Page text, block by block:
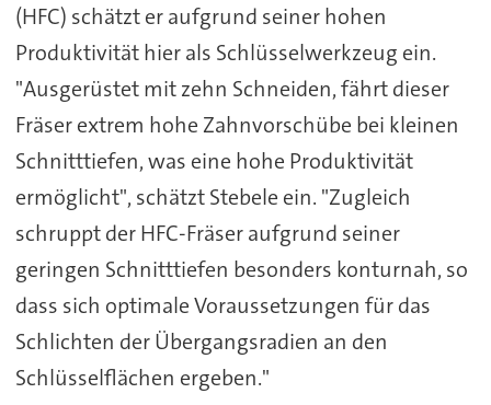
(HFC) schätzt er aufgrund seiner hohen
Produktivität hier als Schlüsselwerkzeug ein.
"Ausgerüstet mit zehn Schneiden, fährt dieser
Fräser extrem hohe Zahnvorschübe bei kleinen
Schnitttiefen, was eine hohe Produktivität
ermöglicht", schätzt Stebele ein. "Zugleich
schruppt der HFC-Fräser aufgrund seiner
geringen Schnitttiefen besonders konturnah, so
dass sich optimale Voraussetzungen für das
Schlichten der Übergangsradien an den
Schlüsselflächen ergeben."